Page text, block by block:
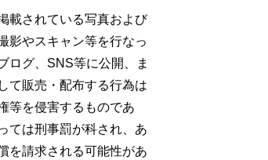
載されている写真および
影やスキャン等を行なっ
ログ、SNS等に公開、ま
て販売・配布する行為は
等を侵害するものであ
ては刑事罰が科され、あ
を請求される可能性があ